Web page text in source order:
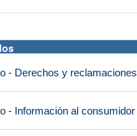
- Derechos y reclamaciones
- Información al consumidor